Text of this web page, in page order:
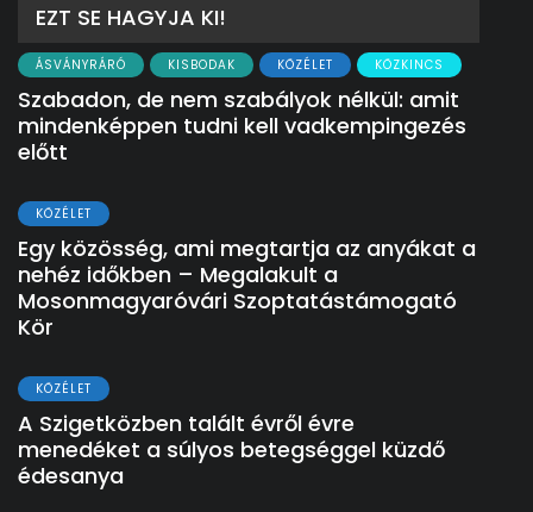
EZT SE HAGYJA KI!
ÁSVÁNYRÁRÓ KISBODAK KÖZÉLET KÖZKINCS
Szabadon, de nem szabályok nélkül: amit
mindenképpen tudni kell vadkempingezés
előtt
KÖZÉLET
Egy közösség, ami megtartja az anyákat a
nehéz időkben – Megalakult a
Mosonmagyaróvári Szoptatástámogató
Kör
KÖZÉLET
A Szigetközben talált évről évre
menedéket a súlyos betegséggel küzdő
édesanya